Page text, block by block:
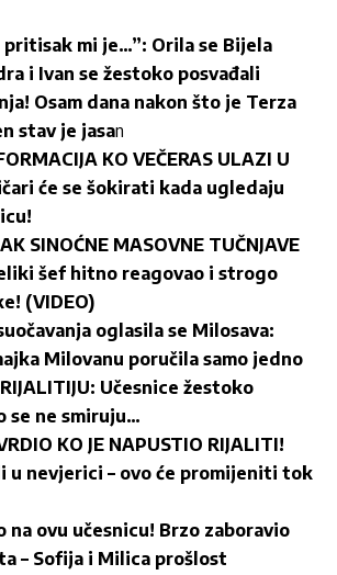
pritisak mi je…”: Orila se Bijela
i Ivan se žestoko posvađali
Osam dana nakon što je Terza
stav je jasan
KO VEČERAS ULAZI U
će se šokirati kada ugledaju
SINOĆNE MASOVNE TUČNJAVE
šef hitno reagovao i strogo
(VIDEO)
oglasila se Milosava:
Milovanu poručila samo jedno
Učesnice žestoko
se ne smiruju…
KO JE NAPUSTIO RIJALITI!
u nevjerici – ovo će promijeniti tok
na ovu učesnicu! Brzo zaboravio
– Sofija i Milica prošlost